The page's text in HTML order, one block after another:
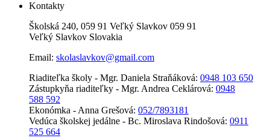
Kontakty
Školská 240, 059 91 Veľký Slavkov 059 91
Veľký Slavkov Slovakia
Email: skolaslavkov@gmail.com
Riaditeľka školy - Mgr. Daniela Straňáková: 0948 103 650
Zástupkyňa riaditeľky - Mgr. Andrea Ceklárová: 0948
588 592
Ekonómka - Anna Grešová: 052/7893181
Vedúca školskej jedálne - Bc. Miroslava Rindošová: 0911
525 664